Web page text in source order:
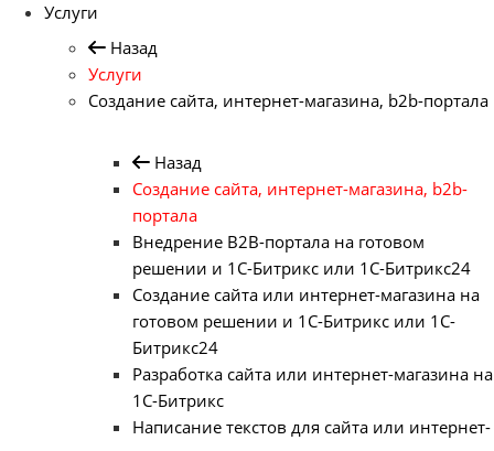
Услуги
Назад
Услуги
Создание сайта, интернет-магазина, b2b-портала
Назад
Создание сайта, интернет-магазина, b2b-
портала
Внедрение B2B-портала на готовом
решении и 1С-Битрикс или 1С-Битрикс24
Создание сайта или интернет-магазина на
готовом решении и 1С-Битрикс или 1С-
Битрикс24
Разработка сайта или интернет-магазина на
1С-Битрикс
Написание текстов для сайта или интернет-